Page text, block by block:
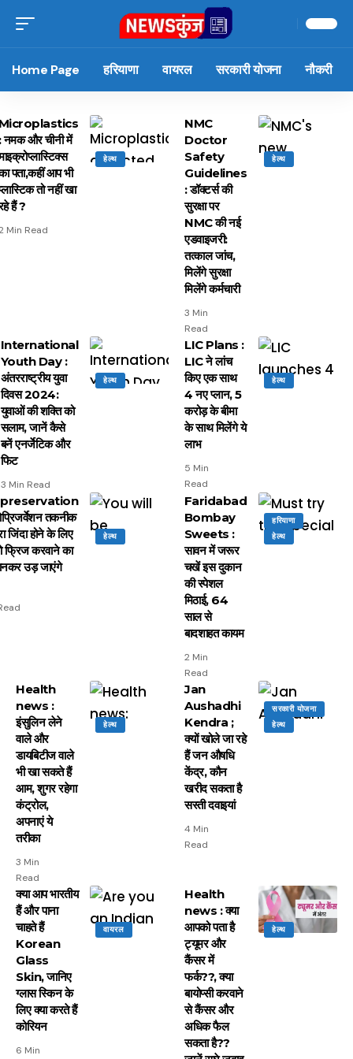
Home Page हरियाणा वायरल सरकारी योजना नौकरी
हेल्थ
नमक और चीनी में
पता,कहीं आप भी
तो नहीं खा
हैं ?
Min Read
हेल्थ
NMC
Doctor
Safety
Guidelines
: डॉक्टर्स की
सुरक्षा पर
NMC की नई
एडवाइजरी:
तत्काल जांच,
मिलेंगे सुरक्षा
मिलेंगे कर्मचारी
3 Min
Read
हेल्थ
International
Youth Day :
अंतरराष्ट्रीय युवा
दिवस 2024:
युवाओं की शक्ति को
सलाम, जानें कैसे
बनें एनर्जेटिक और
फिट
3 Min Read
हेल्थ
LIC Plans :
LIC ने लांच
किए एक साथ
4 नए प्लान, 5
करोड़ के बीमा
के साथ मिलेंगे ये
लाभ
5 Min
Read
हेल्थ
तकनीक
जिंदा होने के लिए
फ्रिज करवाने का
उड़ जाएंगे
हरियाणा
हेल्थ
Faridabad
Bombay
Sweets :
सावन में जरूर
चखें इस दुकान
की स्पेशल
मिठाई, 64
साल से
बादशाहत कायम
2 Min
Read
हेल्थ
Health
news :
इंसुलिन लेने
वाले और
डायबिटीज वाले
भी खा सकते हैं
आम, शुगर रहेगा
कंट्रोल,
अपनाएं ये
तरीका
3 Min
Read
सरकारी योजना
हेल्थ
Jan
Aushadhi
Kendra ;
क्यों खोले जा रहे
हैं जन औषधि
केंद्र, कौन
खरीद सकता है
सस्ती दवाइयां
4 Min
Read
वायरल
क्या आप भारतीय
हैं और पाना
चाहते हैं
Korean
Glass
Skin, जानिए
ग्लास स्किन के
लिए क्या करते हैं
कोरियन
6 Min
हेल्थ
Health
news : क्या
आपको पता है
ट्यूमर और
कैंसर में
फर्क??, क्या
बायोप्सी करवाने
से कैंसर और
अधिक फैल
सकता है??